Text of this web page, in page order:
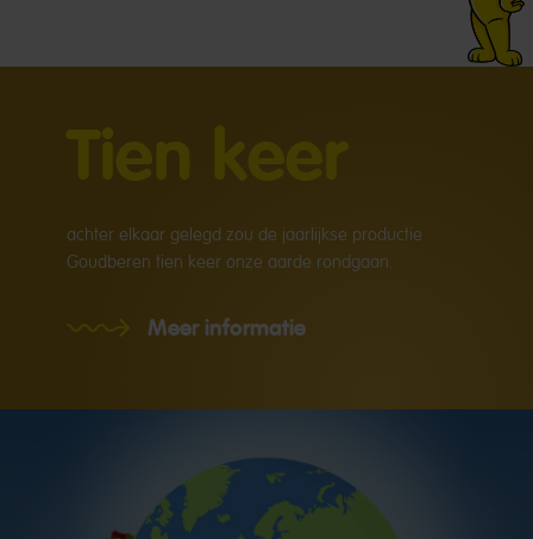
achter elkaar gelegd zou de jaarlijkse productie
Goudberen tien keer onze aarde rondgaan.
Meer informatie